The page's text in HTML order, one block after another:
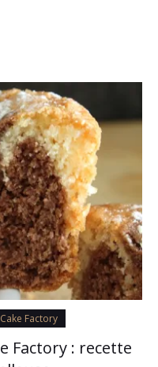
Factory
Factory : recette